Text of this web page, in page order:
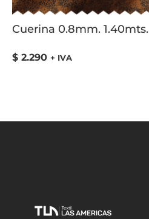
Cuerina 0.8mm. 1.40mts.
$ 2.290 + IVA